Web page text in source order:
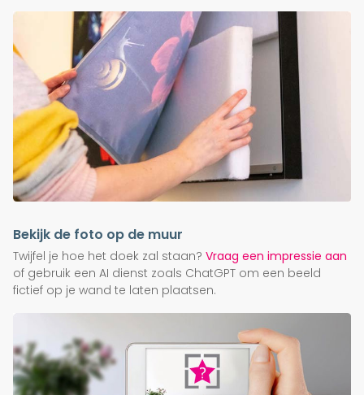
Bekijk de foto op de muur
Twijfel je hoe het doek zal staan? Vraag een impressie aan
of gebruik een AI dienst zoals ChatGPT om een beeld
fictief op je wand te laten plaatsen.